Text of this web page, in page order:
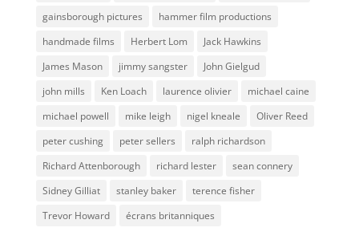
gainsborough pictures
hammer film productions
handmade films
Herbert Lom
Jack Hawkins
James Mason
jimmy sangster
John Gielgud
john mills
Ken Loach laurence olivier
michael caine
michael powell
mike leigh nigel kneale
Oliver Reed
peter cushing
peter sellers
ralph richardson
Richard Attenborough
richard lester
sean connery
Sidney Gilliat
stanley baker
terence fisher
Trevor Howard
écrans britanniques